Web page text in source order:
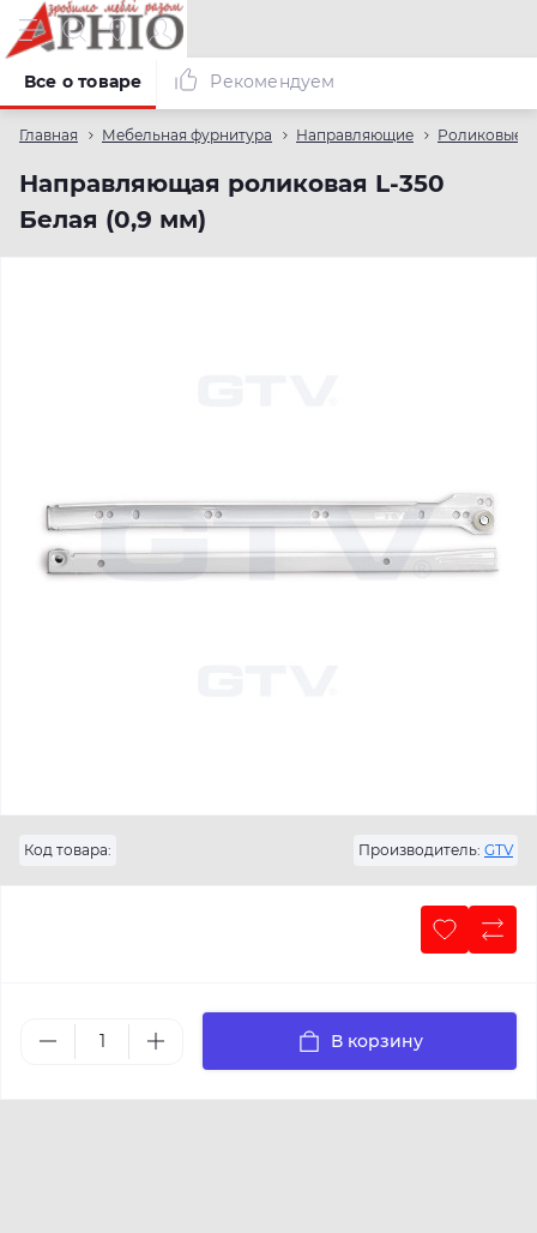
Главная Мебельная фурнитура Направляющие Роликовые
Направляющая роликовая L-350
Белая (0,9 мм)
Все о товаре Рекомендуем
Код товара: Производитель: GTV
В корзину